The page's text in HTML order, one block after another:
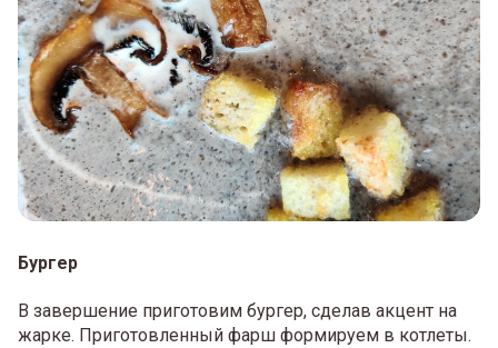
Бургер
В завершение приготовим бургер, сделав акцент на
жарке. Приготовленный фарш формируем в котлеты.